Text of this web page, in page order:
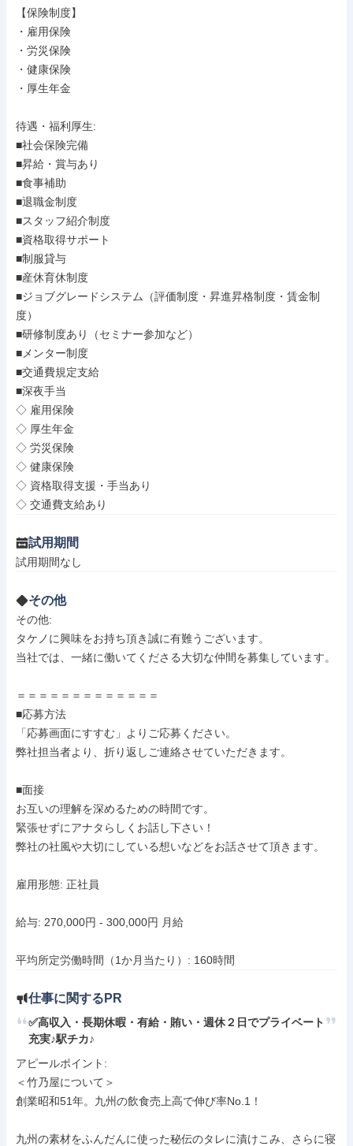
【保険制度】
・雇用保険
・労災保険
・健康保険
・厚生年金
待遇・福利厚生:
■社会保険完備
■昇給・賞与あり
■食事補助
■退職金制度
■スタッフ紹介制度
■資格取得サポート
■制服貸与
■産休育休制度
■ジョブグレードシステム（評価制度・昇進昇格制度・賃金制
度）
■研修制度あり（セミナー参加など）
■メンター制度
■交通費規定支給
■深夜手当
◇ 雇用保険
◇ 厚生年金
◇ 労災保険
◇ 健康保険
◇ 資格取得支援・手当あり
◇ 交通費支給あり
試用期間
試用期間なし
その他
その他:
タケノに興味をお持ち頂き誠に有難うございます。
当社では、一緒に働いてくださる大切な仲間を募集しています。
＝＝＝＝＝＝＝＝＝＝＝＝＝
■応募方法
「応募画面にすすむ」よりご応募ください。
弊社担当者より、折り返しご連絡させていただきます。
■面接
お互いの理解を深めるための時間です。
緊張せずにアナタらしくお話し下さい！
弊社の社風や大切にしている想いなどをお話させて頂きます。
雇用形態: 正社員
給与: 270,000円 - 300,000円 月給
平均所定労働時間（1か月当たり）: 160時間
仕事に関するPR
✅高収入・長期休暇・有給・賄い・週休２日でプライベート
充実♪駅チカ♪
アピールポイント:
＜竹乃屋について＞
創業昭和51年。九州の飲食売上高で伸び率No.1！
九州の素材をふんだんに使った秘伝のタレに漬けこみ、さらに寝